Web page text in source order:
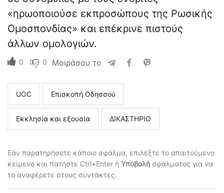
«ηρωοποιούσε εκπροσώπους της Ρωσικής
Ομοσπονδίας» και επέκρινε πιστούς
άλλων ομολογιών.
0 0 Μοιράσου το
UOC Επισκοπή Οδησσού
Εκκλησία και εξουσία ΔΙΚΑΣΤΗΡΙΟ
Εάν παρατηρήσετε κάποιο σφάλμα, επιλέξτε το απαιτούμενο
κείμενο και πατήστε Ctrl+Enter ή Υποβολή σφάλματος για να
το αναφέρετε στους συντάκτες.